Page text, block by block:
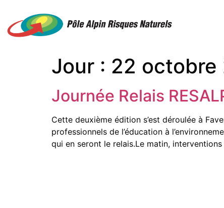
Jour : 22 octobre
Journée Relais
Cette deuxième édition s’est déroulée à
professionnels de l’éducation à
qui en seront le relais.Le matin,